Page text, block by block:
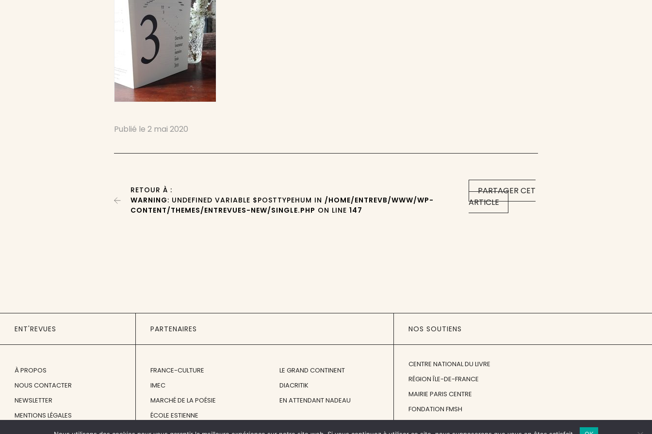
Publié le2 mai 2020
PARTAGER CET
ARTICLE
RETOUR À :
WARNING: UNDEFINED VARIABLE $POSTTYPEHUM IN /HOME/ENTREVB/WWW/WP-
CONTENT/THEMES/ENTREVUES-NEW/SINGLE.PHP ON LINE147
ENT'REVUES
À PROPOS
NOUS CONTACTER
NEWSLETTER
MENTIONS LÉGALES
PARTENAIRES
FRANCE-CULTURE
IMEC
MARCHÉ DE LA POÉSIE
ÉCOLE ESTIENNE
LE GRAND CONTINENT
DIACRITIK
EN ATTENDANT NADEAU
NOS SOUTIENS
CENTRE NATIONAL DU LIVRE
RÉGION ÎLE-DE-FRANCE
MAIRIE PARIS CENTRE
FONDATION FMSH